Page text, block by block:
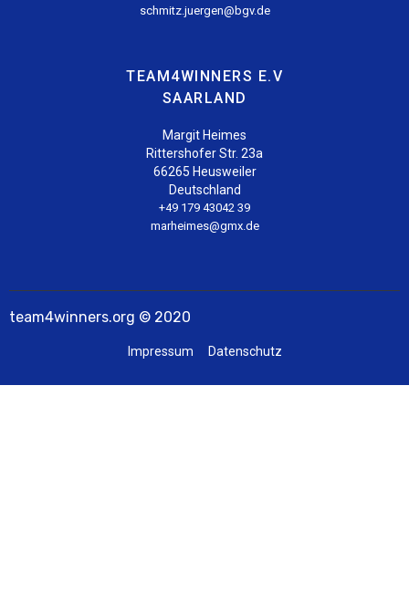
schmitz.juergen@bgv.de
TEAM4WINNERS E.V
SAARLAND
Margit Heimes
Rittershofer Str. 23a
66265 Heusweiler
Deutschland
+49 179 43042 39
marheimes@gmx.de
team4winners.org © 2020
Impressum Datenschutz